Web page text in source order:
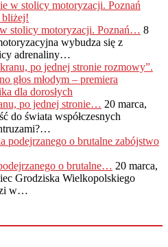
stolicy motoryzacji. Poznań… 8
wybudza się z
adrenaliny…
po jednej stronie… 20 marca,
do świata współczesnych
o brutalne… 20 marca,
Grodziska Wielkopolskiego
w…